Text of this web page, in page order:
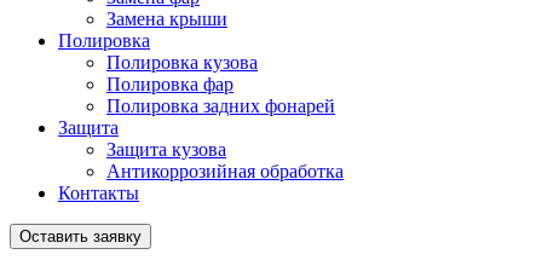
Замена крыши
Полировка
Полировка кузова
Полировка фар
Полировка задних фонарей
Защита
Защита кузова
Антикоррозийная обработка
Контакты
Оставить заявку